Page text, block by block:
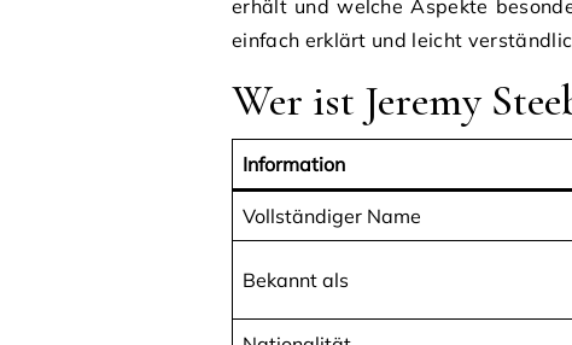
erhält und welche Aspekte
einfach erklärt und leicht
Wer ist Jeremy
Information
Vollständiger Name
Bekannt als